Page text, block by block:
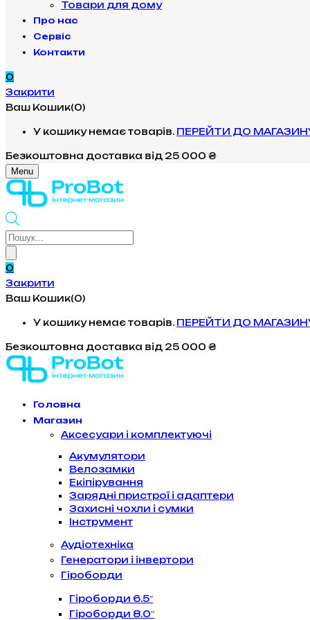
Товари для дому
Про нас
Сервіс
Контакти
0
Закрити
Ваш Кошик(0)
У кошику немає товарів. ПЕРЕЙТИ ДО
Безкоштовна доставка від 25 000 ₴
Menu
Products
0
Закрити
Ваш Кошик(0)
У кошику немає товарів. ПЕРЕЙТИ ДО
Безкоштовна доставка від 25 000 ₴
Головна
Магазин
Аксесуари і комплектуючі
Акумулятори
Велозамки
Екіпірування
Зарядні пристрої і адаптери
Захисні чохли і сумки
Інструмент
Аудіотехніка
Генератори і інвертори
Гіроборди
Гіроборди 6.5″
Гіроборди 8.0″